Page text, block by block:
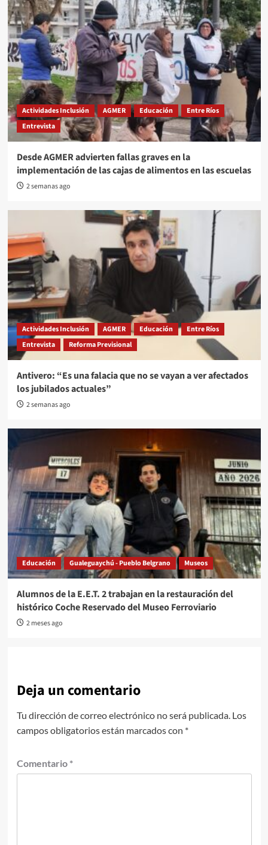
Actividades Inclusión AGMER Educación
Entre Ríos
Entrevista
Desde AGMER advierten fallas graves en la
implementación de las cajas de alimentos en las escuelas
2 semanas ago
Actividades Inclusión AGMER Educación
Entre Ríos
Entrevista
Reforma Previsional
Antivero: “Es una falacia que no se vayan a ver afectados
los jubilados actuales”
2 semanas ago
Educación Gualeguaychú - Pueblo Belgrano Museos
Alumnos de la E.E.T. 2 trabajan en la restauración del
histórico Coche Reservado del Museo Ferroviario
2 meses ago
Deja un comentario
Tu dirección de correo electrónico no será publicada. Los
campos obligatorios están marcados con *
Comentario *